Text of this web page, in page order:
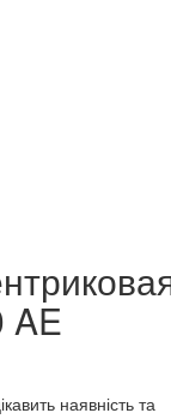
наявність та